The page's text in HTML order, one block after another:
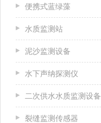
便携式蓝绿藻
水质监测站
泥沙监测设备
水下声纳探测仪
二次供水水质监测设备
裂缝监测传感器